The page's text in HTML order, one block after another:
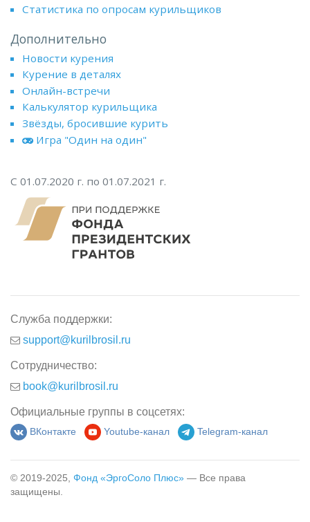
Статистика по опросам курильщиков
Дополнительно
Новости курения
Курение в деталях
Онлайн-встречи
Калькулятор курильщика
Звёзды, бросившие курить
Игра "Один на один"
С 01.07.2020 г. по 01.07.2021 г.
Служба поддержки:
support@kurilbrosil.ru
Сотрудничество:
book@kurilbrosil.ru
Официальные группы в соцсетях:
ВКонтакте Youtube-канал Telegram-канал
© 2019-2025, Фонд «ЭргоСоло Плюс» — Все права
защищены.